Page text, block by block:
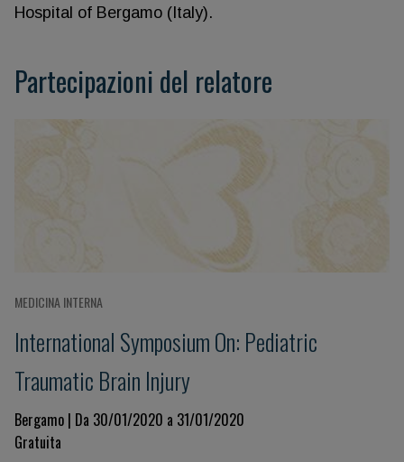
Hospital of Bergamo (Italy).
Partecipazioni del relatore
MEDICINA INTERNA
International Symposium On: Pediatric
Traumatic Brain Injury
Bergamo | Da 30/01/2020 a 31/01/2020
Gratuita